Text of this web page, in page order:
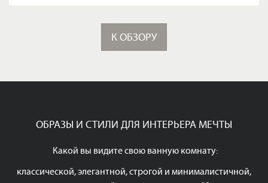
К ОБЗОРУ
ОБРАЗЫ И СТИЛИ ДЛЯ ИНТЕРЬЕРА МЕЧТЫ
Какой вы видите свою ванную комнату:
классической, элегантной, строгой и минималистичной,